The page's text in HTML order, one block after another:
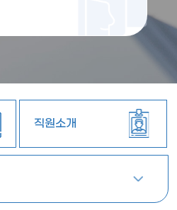
직원소개